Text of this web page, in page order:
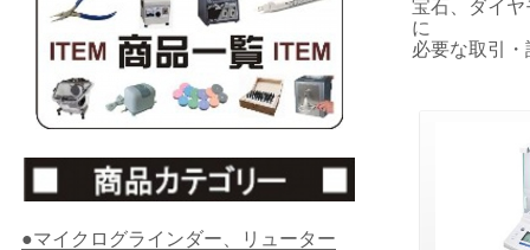
宝石、ダイ
に
必要な取引
●マイクログラインダー、リューター